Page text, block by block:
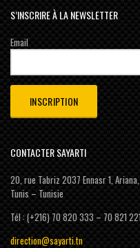
S’INSCRIRE À LA NEWSLETTER
Email
CONTACTER SAYARTI
20, rue Tabriz 2037 Ennasr 1, Ariana,
Tunis – Tunisie
Tél : (+216) 70 820 333 – 70 821
direction@sayarti.tn